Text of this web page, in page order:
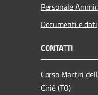
Personale
Documenti e dati
CONTATTI
Corso Martiri
Cirié (TO)